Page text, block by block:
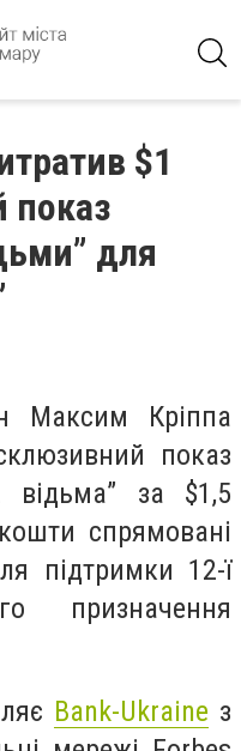
$1
показ
для
Максим Кріппа
показ
відьма” за $1,5
спрямовані
підтримки 12-ї
призначення
Bank-Ukraine з